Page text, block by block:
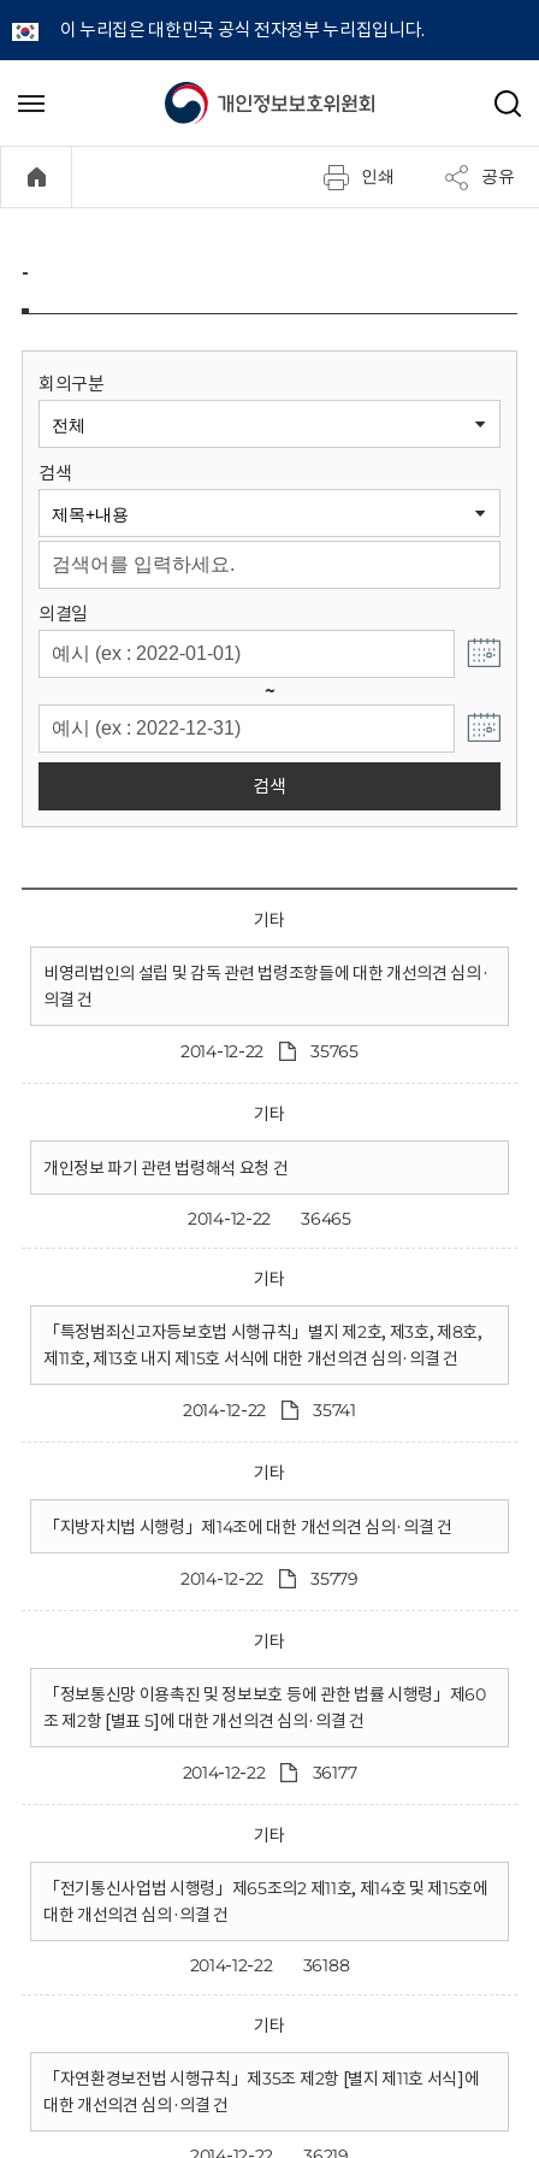
이 누리집은 대한민국 공식 전자정부 누리집입니다.
개
정
보
원
회
메
기
검
인쇄 공유
-
회의구분
검색
의결일
~
검색
기타
비영리법인의 설립 및 감독 관련 법령조항들에 대한 개선의견 심의·
의결 건
2014-12-22 35765
기타
개인정보 파기 관련 법령해석 요청 건
2014-12-22 36465
기타
「특정범죄신고자등보호법 시행규칙」별지 제2호, 제3호, 제8호,
제11호, 제13호 내지 제15호 서식에 대한 개선의견 심의·의결 건
2014-12-22 35741
기타
「지방자치법 시행령」제14조에 대한 개선의견 심의·의결 건
2014-12-22 35779
기타
「정보통신망 이용촉진 및 정보보호 등에 관한 법률 시행령」제60
조 제2항 [별표 5]에 대한 개선의견 심의·의결 건
2014-12-22 36177
기타
「전기통신사업법 시행령」제65조의2 제11호, 제14호 및 제15호에
대한 개선의견 심의·의결 건
2014-12-22 36188
기타
「자연환경보전법 시행규칙」제35조 제2항 [별지 제11호 서식]에
대한 개선의견 심의·의결 건